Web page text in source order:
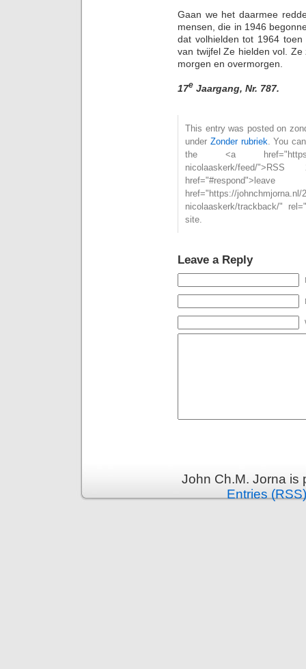
Gaan we het daarmee
mensen, die in 1946
dat volhielden tot 1964
van twijfel Ze hielden vol.
morgen en overmorgen.
17e Jaargang, Nr. 787.
This entry was posted on
under Zonder rubriek . You
the <a href="https://
nicolaaskerk/feed/
href="https://johnchmjorna.nl/
nicolaaskerk/trackback/"
site.
Leave a Reply
John Ch.M. Jorna
Entries (RSS)